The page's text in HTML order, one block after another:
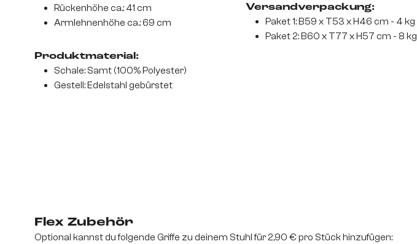
Rückenhöhe ca.: 41 cm
Armlehnenhöhe ca.: 69 cm
Produktmaterial:
Schale: Samt (100% Polyester)
Gestell: Edelstahl gebürstet
Versandverpackung:
Paket 1: B59 x T53 x H46 cm - 4 kg
Paket 2: B60 x T77 x H57 cm - 8 kg
Flex Zubehör
Optional kannst du folgende Griffe zu deinem Stuhl für 2,90 € pro Stück hinzufügen: